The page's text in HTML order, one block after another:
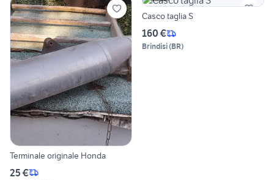
Terminale originale Honda
25 €
Casco taglia S
160 €
Brindisi(BR)